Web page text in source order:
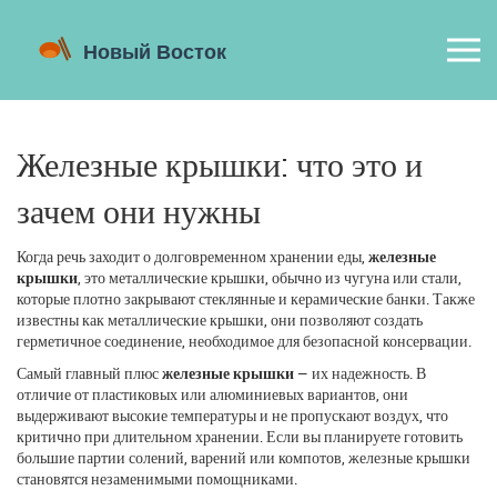
Железные крышки: что это и
зачем они нужны
Когда речь заходит о долговременном хранении еды, железные
крышки это металлические крышки, обычно из чугуна или стали,
которые плотно закрывают стеклянные и керамические банки . Также
известны какметаллические крышки , они позволяют создать
герметичное соединение, необходимое для безопасной консервации.
Самый главный плюсжелезные крышки— их надежность. В
отличие от пластиковых или алюминиевых вариантов, они
выдерживают высокие температуры и не пропускают воздух, что
критично при длительном хранении. Если вы планируете готовить
большие партии солений, варений или компотов, железные крышки
становятся незаменимыми помощниками.